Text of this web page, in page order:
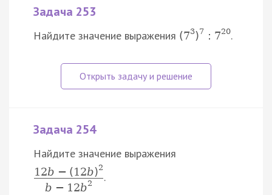
Задача 253
Найдите значение выражения (73)7 : 720.
Задача 254
Найдите значение выражения
12b − (12b)2
b − 12b2 .